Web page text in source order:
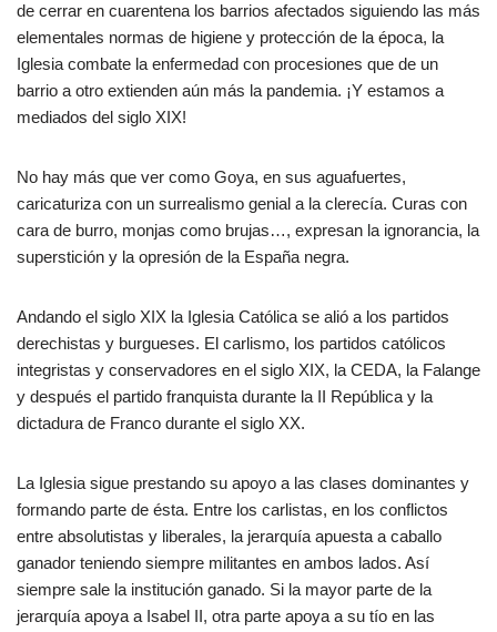
de cerrar en cuarentena los barrios afectados siguiendo las más
elementales normas de higiene y protección de la época, la
Iglesia combate la enfermedad con procesiones que de un
barrio a otro extienden aún más la pandemia. ¡Y estamos a
mediados del siglo XIX!
No hay más que ver como Goya, en sus aguafuertes,
caricaturiza con un surrealismo genial a la clerecía. Curas con
cara de burro, monjas como brujas…, expresan la ignorancia, la
superstición y la opresión de la España negra.
Andando el siglo XIX la Iglesia Católica se alió a los partidos
derechistas y burgueses. El carlismo, los partidos católicos
integristas y conservadores en el siglo XIX, la CEDA, la Falange
y después el partido franquista durante la II República y la
dictadura de Franco durante el siglo XX.
La Iglesia sigue prestando su apoyo a las clases dominantes y
formando parte de ésta. Entre los carlistas, en los conflictos
entre absolutistas y liberales, la jerarquía apuesta a caballo
ganador teniendo siempre militantes en ambos lados. Así
siempre sale la institución ganado. Si la mayor parte de la
jerarquía apoya a Isabel II, otra parte apoya a su tío en las